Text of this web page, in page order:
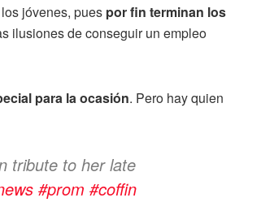
jóvenes, pues por fin terminan los
ilusiones de conseguir un empleo
para la ocasión. Pero hay quien
tribute to her late
#prom #coffin